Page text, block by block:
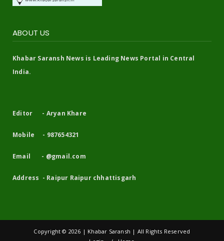
ABOUT US
Khabar Saransh News is Leading News Portal in Central
India.
Editor - Aryan Khare
Mobile - 987654321
Email - @gmail.com
Address - Raipur Raipur chhattisgarh
Copyright © 2026 | Khabar Saransh | All Rights Reserved